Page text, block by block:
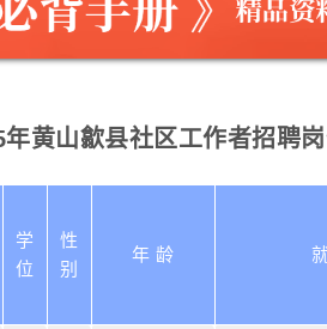
年黄山歙县社区工作者招聘
学
位
性
别
年 龄